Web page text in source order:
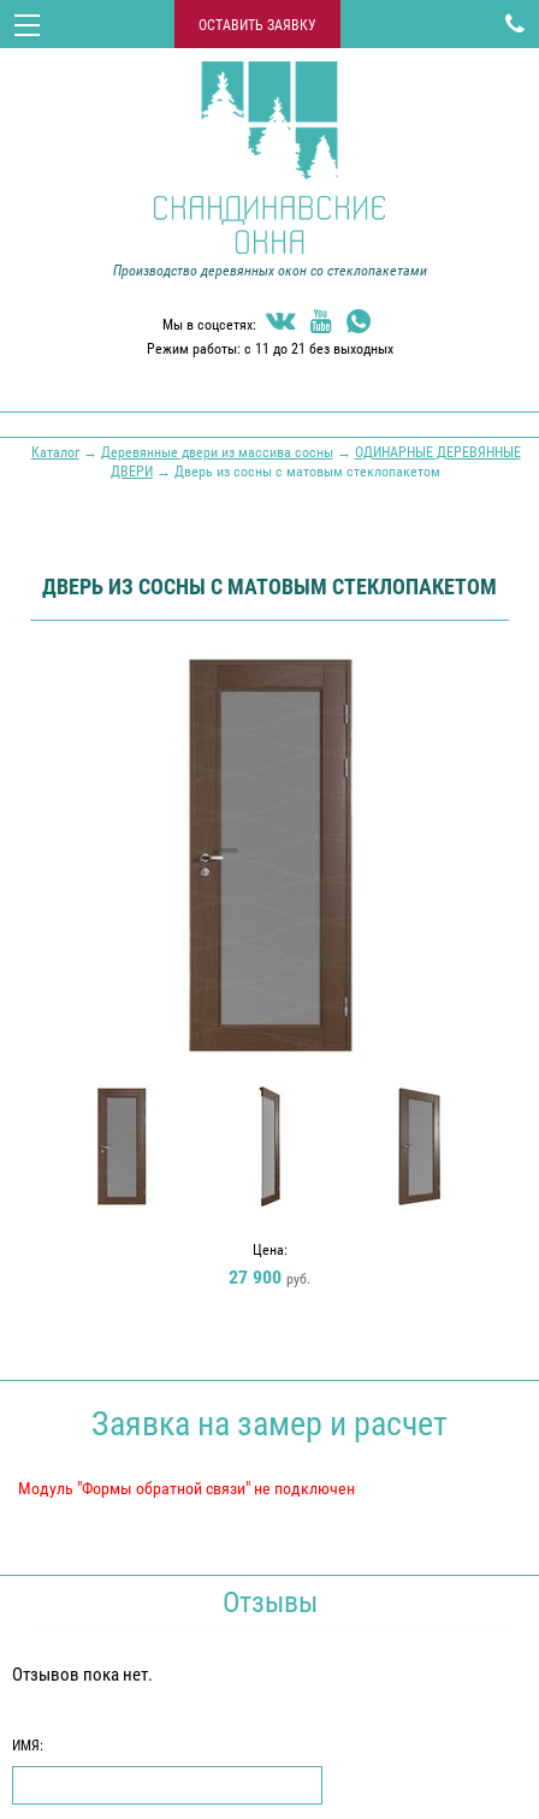

ОСТАВИТЬ ЗАЯВКУ
Производство деревянных окон со стеклопакетами
Мы в соцсетях:   
Режим работы: с 11 до 21 без выходных
Каталог→ Деревянные двери из массива сосны→ ОДИНАРНЫЕ ДЕРЕВЯННЫЕ
ДВЕРИ → Дверь из сосны с матовым стеклопакетом
ДВЕРЬ ИЗ СОСНЫ С МАТОВЫМ СТЕКЛОПАКЕТОМ
Цена:
27 900 руб.
Заявка на замер и расчет
Модуль "Формы обратной связи" не подключен
Отзывы
Отзывов пока нет.
ИМЯ: